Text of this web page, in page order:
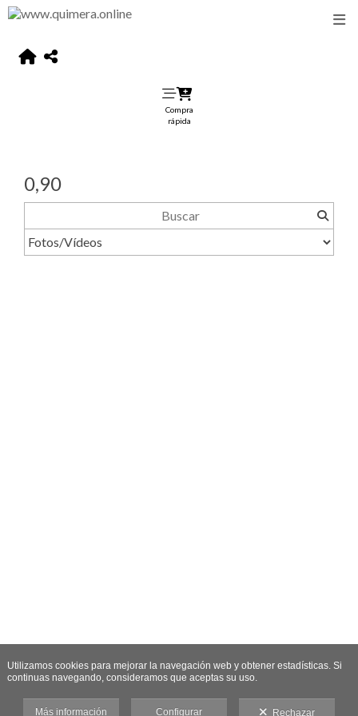
Compra
rápida
0,90
Utilizamos cookies para mejorar la navegación web y obtener estadísticas. Si
continuas navegando, consideramos que aceptas su uso.
Más información Configurar Rechazar